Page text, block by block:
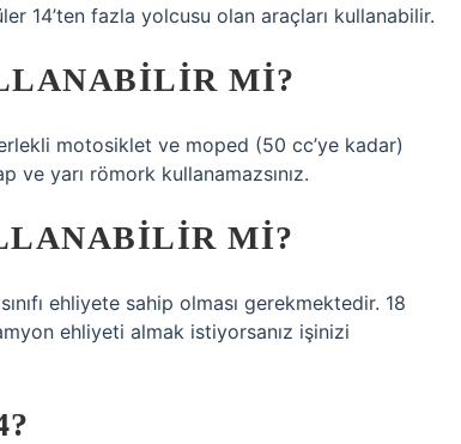
14’ten fazla yolcusu olan araçları kullanabilir.
MI?
motosiklet ve moped (50 cc’ye kadar)
ve yarı römork kullanamazsınız.
MI?
ehliyete sahip olması gerekmektedir. 18
ehliyeti almak istiyorsanız işinizi